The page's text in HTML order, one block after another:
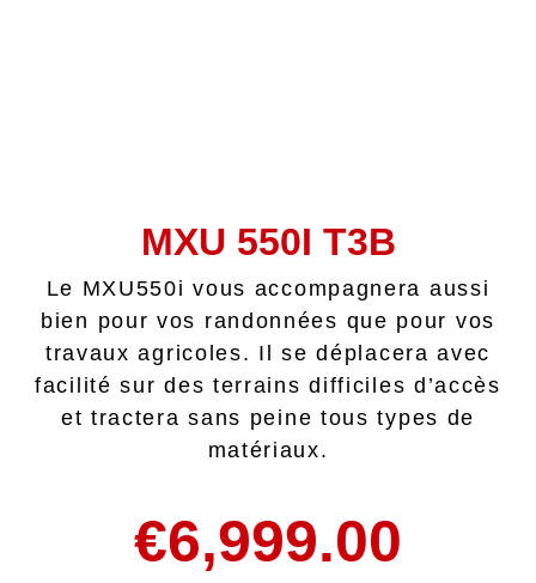
MXU 550I T3B
Le MXU550i vous accompagnera aussi
bien pour vos randonnées que pour vos
travaux agricoles. Il se déplacera avec
facilité sur des terrains difficiles d’accès
et tractera sans peine tous types de
matériaux.
€6,999.00